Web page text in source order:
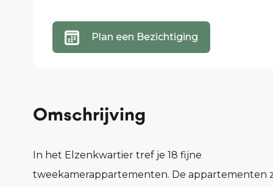
Plan een Bezichtiging
Omschrijving
In het Elzenkwartier tref je 18 fijne
tweekamerappartementen. De appartementen